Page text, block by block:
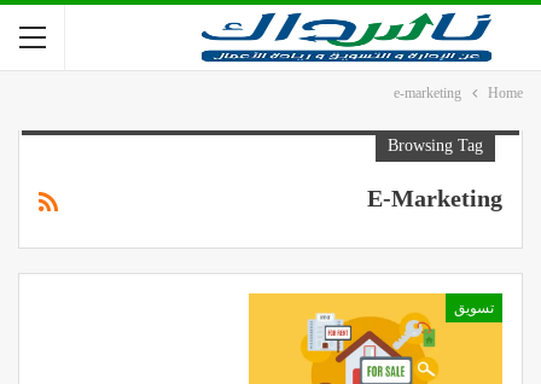
Home
e-marketing
Browsing Tag
E-Marketing
تسويق